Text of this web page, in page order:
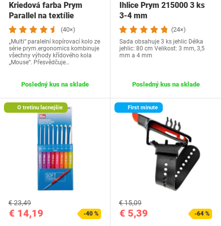
Kriedová farba Prym
Parallel na textílie
(40×)
„Multi“ paralelní kopírovací kolo ze
série prym.ergonomics kombinuje
všechny výhody křídového kola
„Mouse“. Přesvědčuje…
Posledný kus na sklade
Ihlice Prym 215000 3 ks
3-4 mm
(24×)
Sada obsahuje 3 ks jehlic Délka
jehlic: 80 cm Velikost: 3 mm, 3,5
mm a 4 mm
Posledný kus na sklade
O tretinu lacnejšie
€ 14,19
€ 23,49
-40 %
First minute
€ 5,39
€ 15,09
-64 %